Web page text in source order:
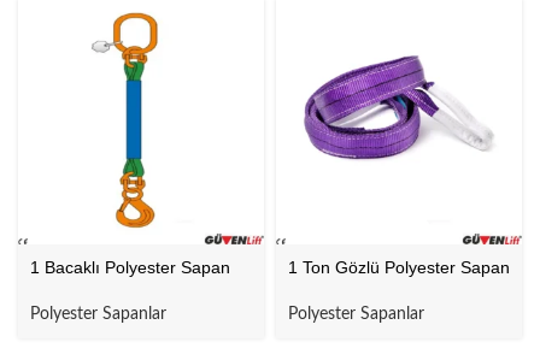
1 Bacaklı Polyester Sapan
Polyester Sapanlar
1 Ton Gözlü Polyester Sapan
Polyester Sapanlar